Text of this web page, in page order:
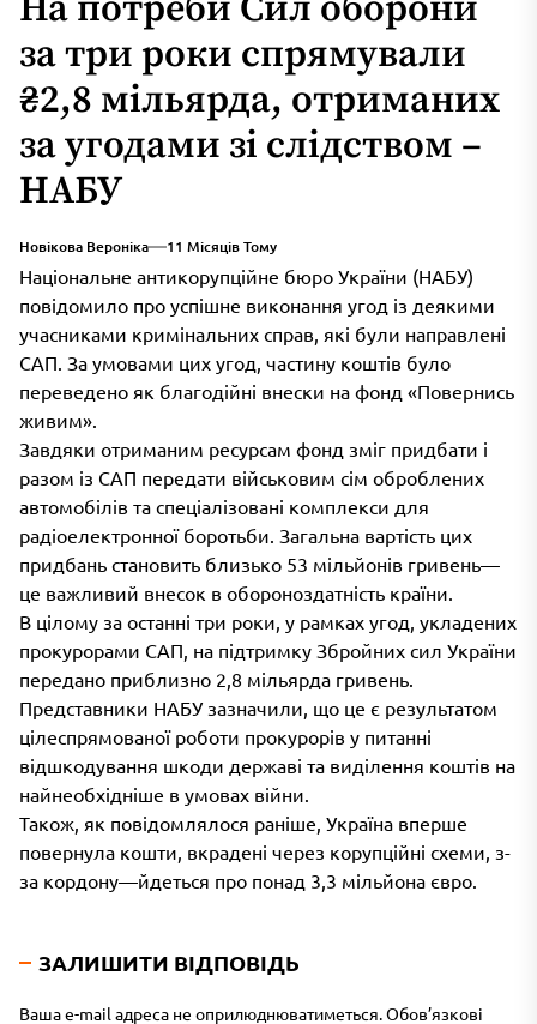
На потреби Сил оборони
за три роки спрямували
₴2,8 мільярда, отриманих
за угодами зі слідством –
НАБУ
Новікова Вероніка 11 Місяців Тому
Національне антикорупційне бюро України (НАБУ)
повідомило про успішне виконання угод із деякими
учасниками кримінальних справ, які були направлені
САП. За умовами цих угод, частину коштів було
переведено як благодійні внески на фонд «Повернись
живим».
Завдяки отриманим ресурсам фонд зміг придбати і
разом із САП передати військовим сім оброблених
автомобілів та спеціалізовані комплекси для
радіоелектронної боротьби. Загальна вартість цих
придбань становить близько 53 мільйонів гривень—
це важливий внесок в обороноздатність країни.
В цілому за останні три роки, у рамках угод, укладених
прокурорами САП, на підтримку Збройних сил України
передано приблизно 2,8 мільярда гривень.
Представники НАБУ зазначили, що це є результатом
цілеспрямованої роботи прокурорів у питанні
відшкодування шкоди державі та виділення коштів на
найнеобхідніше в умовах війни.
Також, як повідомлялося раніше, Україна вперше
повернула кошти, вкрадені через корупційні схеми, з-
за кордону—йдеться про понад 3,3 мільйона євро.
ЗАЛИШИТИ ВІДПОВІДЬ
Ваша e-mail адреса не оприлюднюватиметься.Обов’язкові